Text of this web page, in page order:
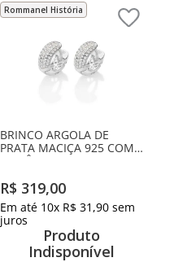
Rommanel História
BRINCO ARGOLA DE
PRATA MACIÇA 925 COM
ZIRCÔNIAS
R$ 319,00
Em até 10x R$ 31 ,90 sem
juros
Produto
Indisponível